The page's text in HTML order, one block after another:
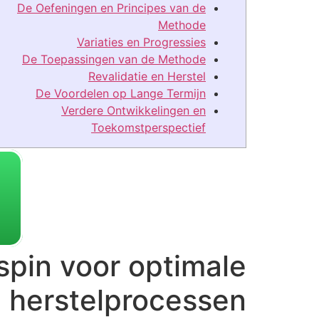
De Oefeningen en Principes van de
Methode
Variaties en Progressies
De Toepassingen van de Methode
Revalidatie en Herstel
De Voordelen op Lange Termijn
Verdere Ontwikkelingen en
Toekomstperspectief
voor optimale